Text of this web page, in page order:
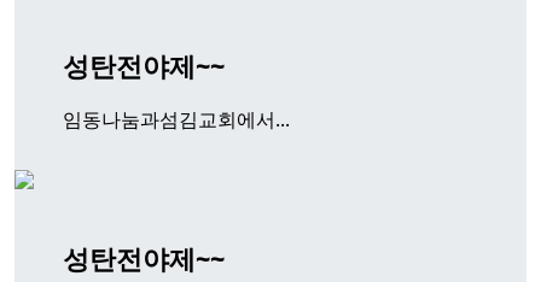
성탄전야제~~
임동나눔과섬김교회에서...
성탄전야제~~